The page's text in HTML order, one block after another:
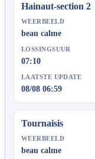
Hainaut-section 2
WEERBEELD
beau calme
LOSSINGSUUR
07:10
LAATSTE UPDATE
08/08 06:59
Tournaisis
WEERBEELD
beau calme